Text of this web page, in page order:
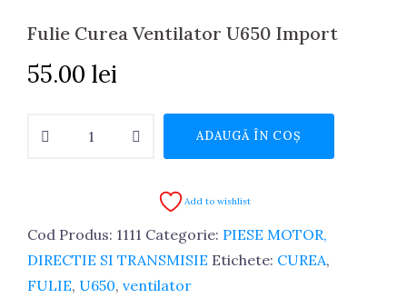
Fulie Curea Ventilator U650 Import
55.00 lei
U650
Import
ADAUGĂ ÎN COȘ
Add to wishlist
Cod Produs: 1111 Categorie: PIESE MOTOR,
DIRECTIE SI TRANSMISIE Etichete: CUREA,
FULIE, U650, ventilator